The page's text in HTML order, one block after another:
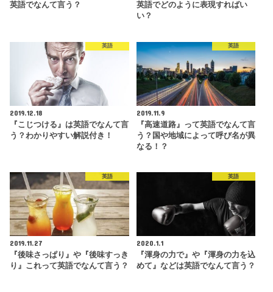
英語でなんて言う？
英語でどのように表現すればい
い？
英語
2019.12.18
『こじつける』は英語でなんて言
う？わかりやすい解説付き！
英語
2019.11.9
『高速道路』って英語でなんて言
う？国や地域によって呼び名が異
なる！？
英語
2019.11.27
『後味さっぱり』や『後味すっき
り』これって英語でなんて言う？
英語
2020.1.1
『渾身の力で』や『渾身の力を込
めて』などは英語でなんて言う？